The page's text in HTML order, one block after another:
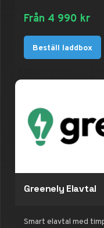
Från 4 990 kr
Beställ laddbox
Greenely Elavtal
Smart elavtal med